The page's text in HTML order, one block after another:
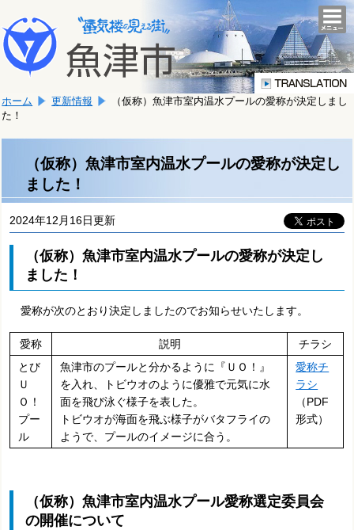
文
へ
移
ま
す。
こ
か
文
で
す。
ホーム 更新情報
（仮称）魚津市室内温水プールの愛称が決定しまし
た！
（仮称）魚津市室内温水プールの愛称が決定し
ました！
2024年12月16日更新
（仮称）魚津市室内温水プールの愛称が決定し
ました！
愛称が次のとおり決定しましたのでお知らせいたします。
愛称 説明
チラシ
とび
Ｕ
Ｏ！
プー
ル
魚津市のプールと分かるように『ＵＯ！』
を入れ、トビウオのように優雅で元気に水
面を飛び泳ぐ様子を表した。
トビウオが海面を飛ぶ様子がバタフライの
ようで、プールのイメージに合う。
愛称チ
ラシ
（PDF
形式）
（仮称）魚津市室内温水プール愛称選定委員会
の開催について